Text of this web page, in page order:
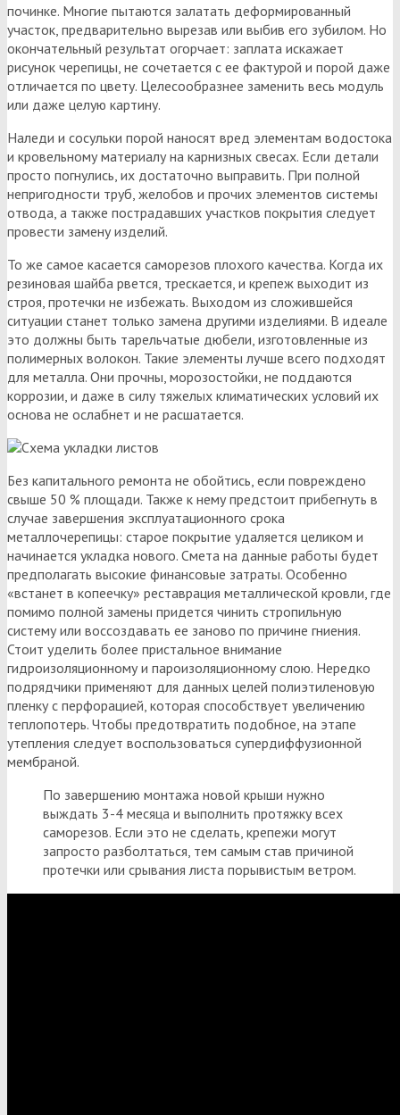
починке. Многие пытаются залатать деформированный
участок, предварительно вырезав или выбив его зубилом. Но
окончательный результат огорчает: заплата искажает
рисунок черепицы, не сочетается с ее фактурой и порой даже
отличается по цвету. Целесообразнее заменить весь модуль
или даже целую картину.
Наледи и сосульки порой наносят вред элементам водостока
и кровельному материалу на карнизных свесах. Если детали
просто погнулись, их достаточно выправить. При полной
непригодности труб, желобов и прочих элементов системы
отвода, а также пострадавших участков покрытия следует
провести замену изделий.
То же самое касается саморезов плохого качества. Когда их
резиновая шайба рвется, трескается, и крепеж выходит из
строя, протечки не избежать. Выходом из сложившейся
ситуации станет только замена другими изделиями. В идеале
это должны быть тарельчатые дюбели, изготовленные из
полимерных волокон. Такие элементы лучше всего подходят
для металла. Они прочны, морозостойки, не поддаются
коррозии, и даже в силу тяжелых климатических условий их
основа не ослабнет и не расшатается.
Без капитального ремонта не обойтись, если повреждено
свыше 50 % площади. Также к нему предстоит прибегнуть в
случае завершения эксплуатационного срока
металлочерепицы: старое покрытие удаляется целиком и
начинается укладка нового. Смета на данные работы будет
предполагать высокие финансовые затраты. Особенно
«встанет в копеечку» реставрация металлической кровли, где
помимо полной замены придется чинить стропильную
систему или воссоздавать ее заново по причине гниения.
Стоит уделить более пристальное внимание
гидроизоляционному и пароизоляционному слою. Нередко
подрядчики применяют для данных целей полиэтиленовую
пленку с перфорацией, которая способствует увеличению
теплопотерь. Чтобы предотвратить подобное, на этапе
утепления следует воспользоваться супердиффузионной
мембраной.
По завершению монтажа новой крыши нужно
выждать 3-4 месяца и выполнить протяжку всех
саморезов. Если это не сделать, крепежи могут
запросто разболтаться, тем самым став причиной
протечки или срывания листа порывистым ветром.